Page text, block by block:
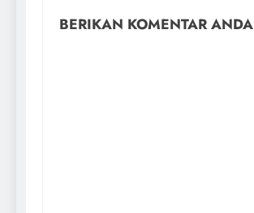
BERIKAN KOMENTAR ANDA